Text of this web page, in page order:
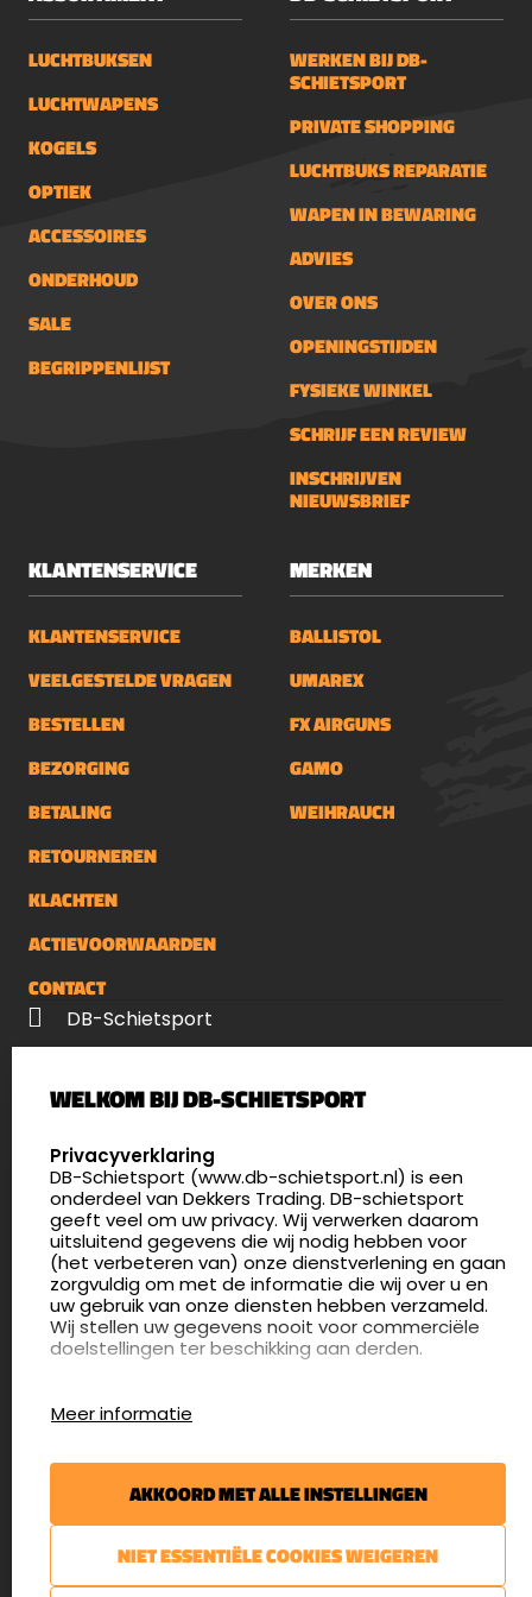
SYNC AQR315Type: montageringen (set
PicatinnyProfiel: MediumMateriaal:
6061-T6 aluminiumAfwerking: mat zwart
geanodiseerdQuick Release: jaMax.
objectiefdiameter: 60 mmCenter
height: 30 mmSaddle height: 15
mmRingbreedte: 22 mmGewicht: ca. 125
g / 4.4 ozKaliber rating: tot .338 Lapua
MagnumInhoud verpakking: 2
montageringen, Torx sleutel,
LUCHTBUKSEN
LUCHTWAPENS
KOGELS
OPTIEK
ACCESSOIRES
ONDERHOUD
SALE
BEGRIPPENLIJST
WERKEN BIJ DB-
SCHIETSPORT
PRIVATE SHOPPING
LUCHTBUKS REPARATIE
WAPEN IN BEWARING
ADVIES
OVER ONS
OPENINGSTIJDEN
FYSIEKE WINKEL
SCHRIJF EEN REVIEW
INSCHRIJVEN
NIEUWSBRIEF
KLANTENSERVICE
KLANTENSERVICE
VEELGESTELDE VRAGEN
BESTELLEN
BEZORGING
BETALING
RETOURNEREN
KLACHTEN
ACTIEVOORWAARDEN
CONTACT
MERKEN
BALLISTOL
UMAREX
FX AIRGUNS
GAMO
WEIHRAUCH
DB-Schietsport
5411 LX Zeeland
4.8
175 beoordelingen
info@db-schietsport.nl
Openingstijden
Dinsdag en donderdag: 13:00 - 17:00 én 18:00 - 21:00
uur
Afspraak maken
Nieuwsbrief
€5,- kortingsbon voor uw volgende bestelling.
Blijf op de hoogte van het laatste nieuws
WELKOM BIJ DB-SCHIETSPORT
SELECT LANGUAGE
Privacyverklaring
DB-Schietsport (www.db-schietsport.nl) is een
onderdeel van Dekkers Trading. DB-schietsport
geeft veel om uw privacy. Wij verwerken daarom
uitsluitend gegevens die wij nodig hebben voor
(het verbeteren van) onze dienstverlening en gaan
zorgvuldig om met de informatie die wij over u en
uw gebruik van onze diensten hebben verzameld.
Wij stellen uw gegevens nooit voor commerciële
doelstellingen ter beschikking aan derden.
website gebruiken en hoe effectief de Adwords-
advertenties van Dekkers trading bij Google
zoekresultaatpagina’s zijn. De aldus verkregen
informatie wordt, met inbegrip van het adres van
uw computer (IP-adres), overgebracht naar en
Meer informatie
AKKOORD MET ALLE INSTELLINGEN
NIET ESSENTIËLE COOKIES WEIGEREN